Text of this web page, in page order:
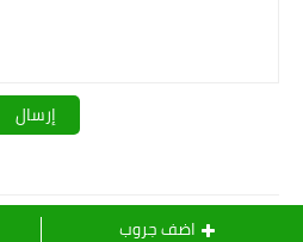
اضف جروب
قـــــروبات